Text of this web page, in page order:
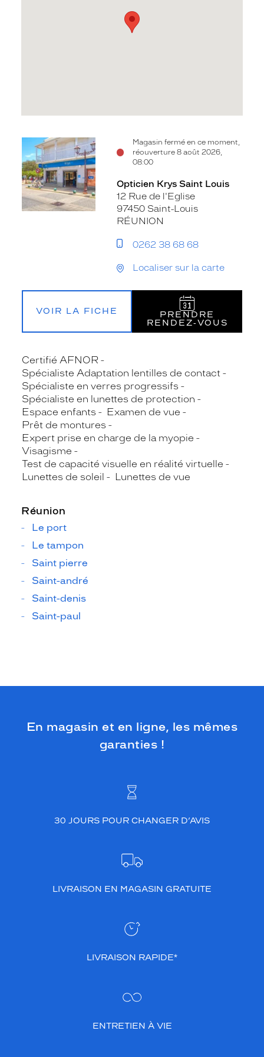
Magasin fermé en ce moment,
réouverture 8 août 2026,
08:00
Voir
la
fiche
Opticien Krys Saint Louis
12 Rue de l'Eglise
97450 Saint-Louis
RÉUNION
0262 38 68 68
Localiser sur la carte
VOIR LA FICHE
PRENDRE
RENDEZ‑VOUS
Certifié AFNOR
Spécialiste Adaptation lentilles de contact
Spécialiste en verres progressifs
Spécialiste en lunettes de protection
Espace enfants
Examen de vue
Prêt de montures
Expert prise en charge de la myopie
Visagisme
Test de capacité visuelle en réalité virtuelle
Lunettes de soleil
Lunettes de vue
Réunion
Le port
Le tampon
Saint pierre
Saint-andré
Saint-denis
Saint-paul
En magasin et en ligne, les mêmes
garanties !
30 JOURS POUR CHANGER D’AVIS
LIVRAISON EN MAGASIN GRATUITE
LIVRAISON RAPIDE*
ENTRETIEN À VIE